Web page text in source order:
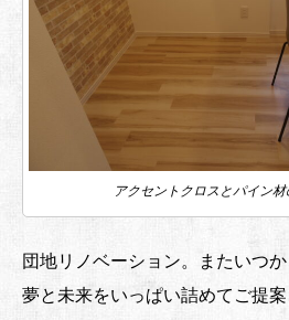
アクセントクロスとパイン
団地リノベーション。またいつ
夢と未来をいっぱい詰めてご提案